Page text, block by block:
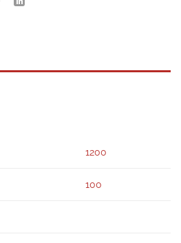
1200
100